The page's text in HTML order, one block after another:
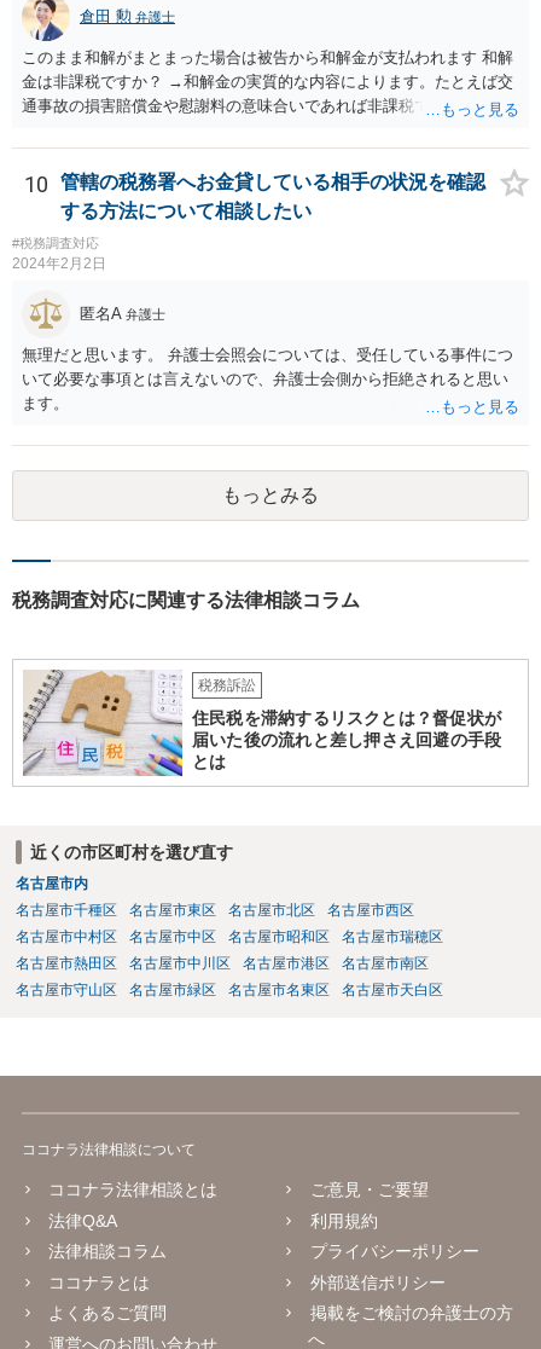
倉田 勲 弁護士
このまま和解がまとまった場合は被告から和解金が支払われます 和解
金は非課税ですか？ →和解金の実質的な内容によります。たとえば交
通事故の損害賠償金や慰謝料の意味合いであれば非課税ですが、残業
会計の話であり、弁護士では専門外になります。 税務会計の専門家は
税理士又は会計士になりますので、正確なところは税理士などにご相
談ください。
10
管轄の税務署へお金貸している相手の状況を確認
する方法について相談したい
#税務調査対応
2024年2月2日
匿名A 弁護士
無理だと思います。 弁護士会照会については、受任している事件につ
いて必要な事項とは言えないので、弁護士会側から拒絶されると思い
ます。
もっとみる
税務調査対応に関連する法律相談コラム
税務訴訟
住民税を滞納するリスクとは？督促状が
届いた後の流れと差し押さえ回避の手段
とは
近くの市区町村を選び直す
名古屋市内
名古屋市千種区
名古屋市東区 名古屋市北区
名古屋市西区
名古屋市中村区
名古屋市中区 名古屋市昭和区
名古屋市瑞穂区
名古屋市熱田区
名古屋市中川区 名古屋市港区
名古屋市南区
名古屋市守山区
名古屋市緑区 名古屋市名東区 名古屋市天白区
ココナラ法律相談について
ココナラ法律相談とは
法律Q&A
法律相談コラム
ココナラとは
よくあるご質問
運営へのお問い合わせ
ご意見・ご要望
利用規約
プライバシーポリシー
外部送信ポリシー
掲載をご検討の弁護士の方
へ